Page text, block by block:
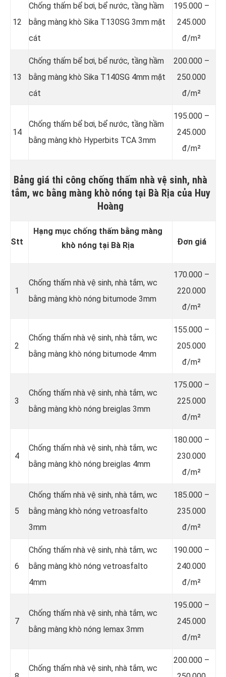
12
Chống thấm bể bơi, bể nước, tầng hầm
bằng màng khò Sika T130SG 3mm mặt
cát
195.000 –
245.000
đ/m²
13
Chống thấm bể bơi, bể nước, tầng hầm
bằng màng khò Sika T140SG 4mm mặt
cát
200.000 –
250.000
đ/m²
14
Chống thấm bể bơi, bể nước, tầng hầm
bằng màng khò Hyperbits TCA 3mm
195.000 –
245.000
đ/m²
Bảng giá thi công chống thấm nhà vệ sinh, nhà
tắm, wc bằng màng khò nóng tại Bà Rịa của Huy
Hoàng
Stt
Hạng mục chống thấm bằng màng
khò nóng tại Bà Rịa
Đơn giá
1
Chống thấm nhà vệ sinh, nhà tắm, wc
bằng màng khò nóng bitumode 3mm
170.000 –
220.000
đ/m²
2
Chống thấm nhà vệ sinh, nhà tắm, wc
bằng màng khò nóng bitumode 4mm
155.000 –
205.000
đ/m²
3
Chống thấm nhà vệ sinh, nhà tắm, wc
bằng màng khò nóng breiglas 3mm
175.000 –
225.000
đ/m²
4
Chống thấm nhà vệ sinh, nhà tắm, wc
bằng màng khò nóng breiglas 4mm
180.000 –
230.000
đ/m²
5
Chống thấm nhà vệ sinh, nhà tắm, wc
bằng màng khò nóng vetroasfalto
3mm
185.000 –
235.000
đ/m²
6
Chống thấm nhà vệ sinh, nhà tắm, wc
bằng màng khò nóng vetroasfalto
4mm
190.000 –
240.000
đ/m²
7
Chống thấm nhà vệ sinh, nhà tắm, wc
bằng màng khò nóng lemax 3mm
195.000 –
245.000
đ/m²
Chống thấm nhà vệ sinh, nhà tắm, wc
200.000 –